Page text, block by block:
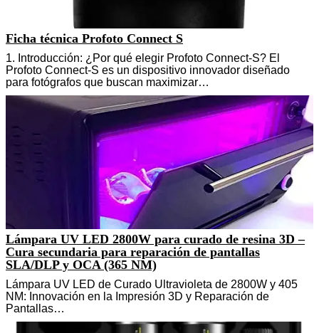
Ficha técnica Profoto Connect S
1. Introducción: ¿Por qué elegir Profoto Connect-S? El
Profoto Connect-S es un dispositivo innovador diseñado
para fotógrafos que buscan maximizar…
Lámpara UV LED 2800W para curado de resina 3D –
Cura secundaria para reparación de pantallas
SLA/DLP y OCA (365 NM)
Lámpara UV LED de Curado Ultravioleta de 2800W y 405
NM: Innovación en la Impresión 3D y Reparación de
Pantallas…